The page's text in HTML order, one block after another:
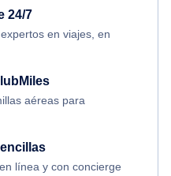
24/7
en viajes, en
aéreas para
línea y con concierge